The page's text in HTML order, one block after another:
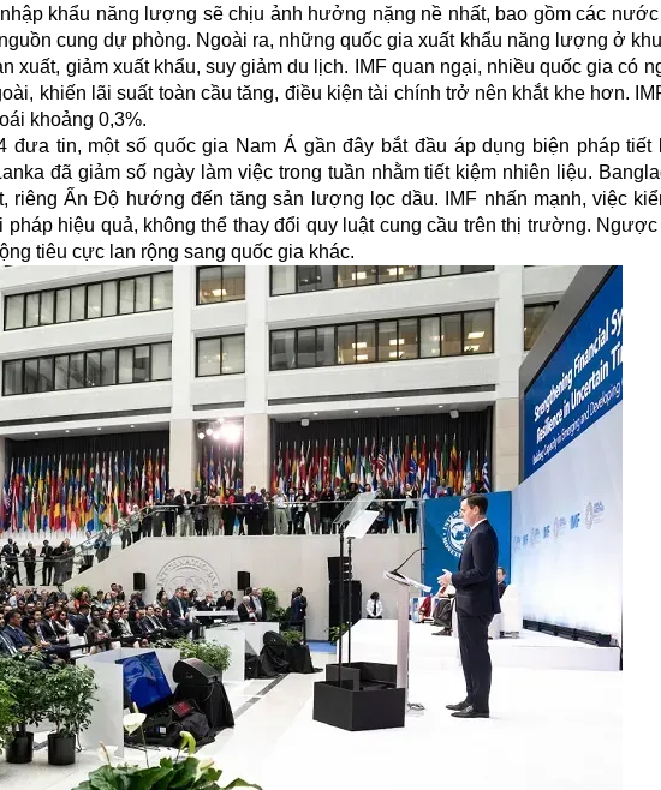
khẩu năng lượng sẽ chịu ảnh hưởng nặng nề nhất, bao gồm các
cung dự phòng. Ngoài ra, những quốc gia xuất khẩu năng lượng ở
xuất, giảm xuất khẩu, suy giảm du lịch. IMF quan ngại, nhiều quốc gia có
khiến lãi suất toàn cầu tăng, điều kiện tài chính trở nên khắt khe hơn.
khoảng 0,3%.
đưa tin, một số quốc gia Nam Á gần đây bắt đầu áp dụng biện pháp tiết
đã giảm số ngày làm việc trong tuần nhằm tiết kiệm nhiên liệu.
riêng Ấn Độ hướng đến tăng sản lượng lọc dầu.
IMF nhấn mạnh, việc
pháp hiệu quả, không thể thay đổi quy luật cung cầu trên thị trường.
tiêu cực lan rộng sang quốc gia khác.